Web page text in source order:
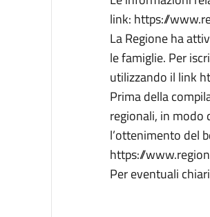
link: https://
La Regione ha
le famiglie. Per
utilizzando il link
Prima della
regionali, in modo
l’ottenimento del
https://
Per eventuali